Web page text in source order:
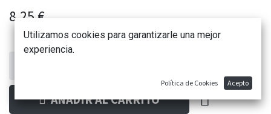
8,25 €
AÑADIR AL CARRITO
Utilizamos cookies para garantizarle una mejor
experiencia.
Política de Cookies Acepto